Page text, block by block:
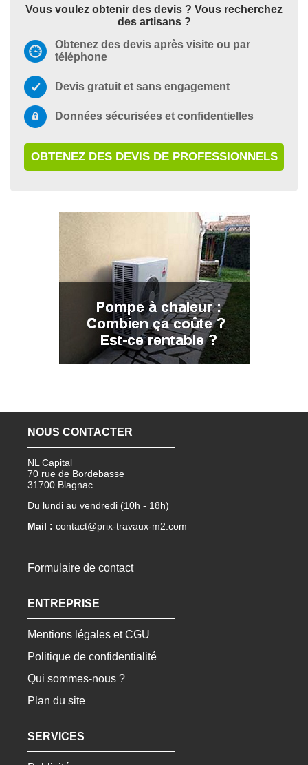
Vous voulez obtenir des devis ? Vous recherchez
des artisans ?
Obtenez des devis après visite ou par
téléphone
Devis gratuit et sans engagement
Données sécurisées et confidentielles
OBTENEZ DES DEVIS DE PROFESSIONNELS
NOUS CONTACTER
NL Capital
70 rue de Bordebasse
31700 Blagnac
Du lundi au vendredi (10h - 18h)
Mail : contact@prix-travaux-m2.com
Formulaire de contact
ENTREPRISE
Mentions légales et CGU
Politique de confidentialité
Qui sommes-nous ?
Plan du site
SERVICES